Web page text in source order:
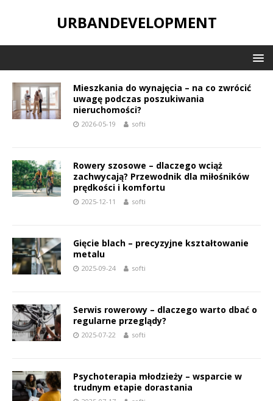
URBANDEVELOPMENT
Mieszkania do wynajęcia – na co zwrócić
uwagę podczas poszukiwania
nieruchomości?
2026-05-19 softi
Rowery szosowe – dlaczego wciąż
zachwycają? Przewodnik dla miłośników
prędkości i komfortu
2025-12-11 softi
Gięcie blach – precyzyjne kształtowanie
metalu
2025-09-24 softi
Serwis rowerowy – dlaczego warto dbać o
regularne przeglądy?
2025-07-22 softi
Psychoterapia młodzieży – wsparcie w
trudnym etapie dorastania